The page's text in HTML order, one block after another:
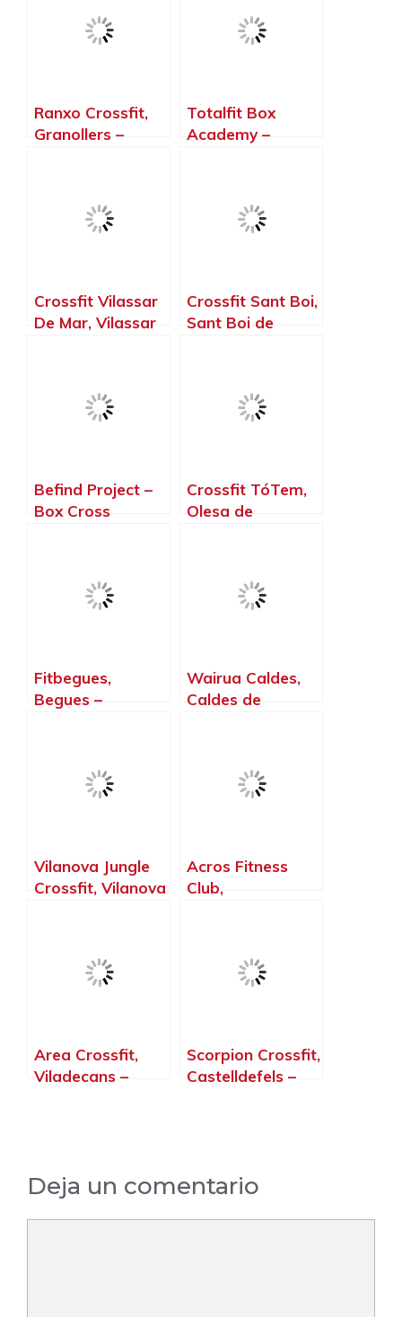
Ranxo Crossfit,
Granollers –
Totalfit Box
Academy –
Crossfit Vilassar
De Mar, Vilassar
Crossfit Sant Boi,
Sant Boi de
Befind Project –
Box Cross
Barcelona
Crossfit TóTem,
Olesa de
Fitbegues,
Begues –
Wairua Caldes,
Caldes de
Vilanova Jungle
Crossfit, Vilanova
Acros Fitness
Club,
Area Crossfit,
Viladecans –
Scorpion Crossfit,
Castelldefels –
Deja un comentario